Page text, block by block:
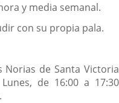
y media semanal.
con su propia pala.
Norias de Santa Victoria
de 16:00 a 17:30